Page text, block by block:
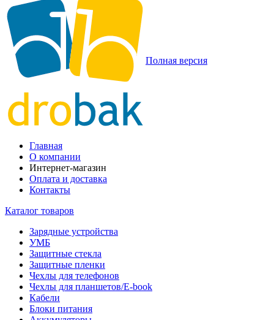
Полная версия
Главная
О компании
Интернет-магазин
Оплата и доставка
Контакты
Каталог товаров
Зарядные устройства
УМБ
Защитные стекла
Защитные пленки
Чехлы для телефонов
Чехлы для планшетов/E-book
Кабели
Блоки питания